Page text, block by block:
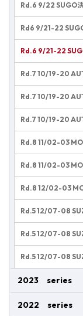
Rd.6 9/22 SUGO
Rd6 9/21-22
Rd.6 9/21-22
Rd.7 10/19-20
Rd.7 10/19-20
Rd.7 10/19-20
Rd.8 11/02-03
Rd.8 11/02-03
Rd.8 12/02-03
Rd.5 12/07-08
Rd.5 12/07-08
Rd.5 12/07-08
2023 series
2022 series